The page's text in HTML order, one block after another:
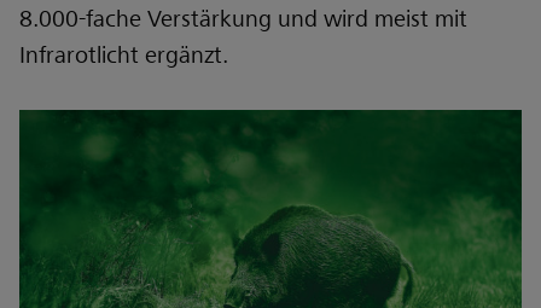
8.000-fache Verstärkung und wird meist mit
Infrarotlicht ergänzt.